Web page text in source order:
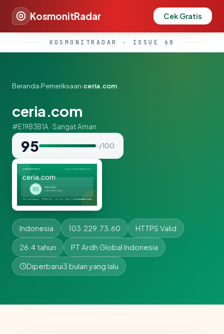
KosmonitRadar Cek Gratis
KOSMONITRADAR · ISSUE 68
Beranda›Pemeriksaan›ceria.com
ceria.com
#E19B3B1A · Sangat Aman
95 / 100
Indonesia 103.229.73.60 HTTPS Valid
26.4 tahun PT Ardh Global Indonesia
Diperbarui3 bulan yang lalu